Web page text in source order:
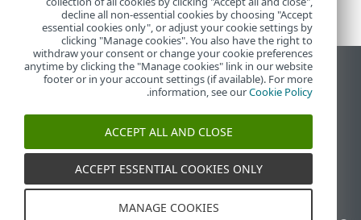
הצג את האתר למחשב
End of Life
מאגר הידע של ESET
ESET Status Portal
תמיכה אזורית
decline all non-essential cookies by choosing "Accept
essential cookies only", or adjust your cookie settings by
clicking "Manage cookies". You also have the right to
withdraw your consent or change your cookie preferences
anytime by clicking the "Manage cookies" link in our website
footer or in your account settings (if available). For more
information, see ourCookie Policy
.
ACCEPT ALL AND CLOSE
ACCEPT ESSENTIAL COOKIES ONLY
MANAGE COOKIES